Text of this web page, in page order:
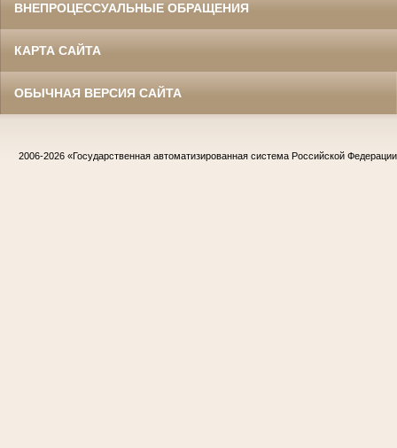
ВНЕПРОЦЕССУАЛЬНЫЕ ОБРАЩЕНИЯ
КАРТА САЙТА
ОБЫЧНАЯ ВЕРСИЯ САЙТА
2006-2026 «Государственная автоматизированная система Российской